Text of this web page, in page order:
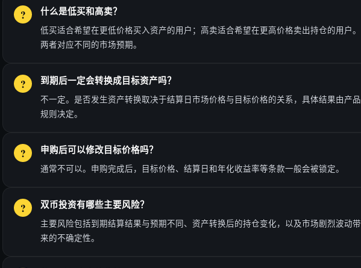
什么是低买和高卖？
低买适合希望在更低价格买入资产的用户；高卖适合希望在更高价格卖出持仓的用户。
两者对应不同的市场预期。
到期后一定会转换成目标资产吗？
不一定。是否发生资产转换取决于结算日市场价格与目标价格的关系，具体结果由产品
规则决定。
申购后可以修改目标价格吗？
通常不可以。申购完成后，目标价格、结算日和年化收益率等条款一般会被锁定。
双币投资有哪些主要风险？
主要风险包括到期结算结果与预期不同、资产转换后的持仓变化，以及市场剧烈波动带
来的不确定性。